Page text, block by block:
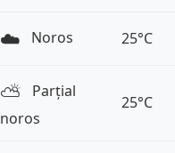
☁️ Noros 25°C
⛅️
Parțial
noros
25°C